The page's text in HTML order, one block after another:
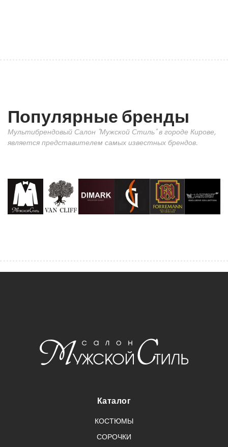
Популярные бренды
Мультибрендовый Салон "Мужской Стиль" в городе Кирове,
является представителем самых известных брендов.
Каталог
КОСТЮМЫ
СОРОЧКИ